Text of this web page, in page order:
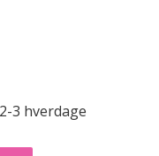
3 hverdage